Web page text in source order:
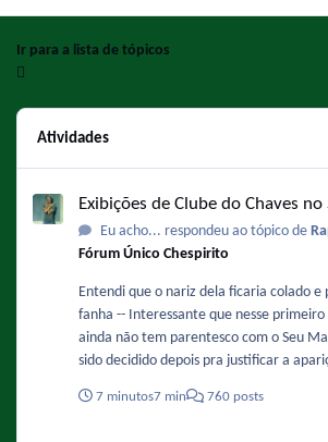
Ir para a lista de tópicos
Atividades
Exibições de Clube do Chaves no
Eu acho... respondeu ao tópico de
Fórum Único Chespirito
Entendi que o nariz dela ficaria colado e
fanha -- Interessante que nesse primeiro episódio a Malicha
ainda não tem parentesco com o Seu
sido decidido depois pra justificar a
Chiquinha nos remakes.
7 minutos7 min 760 posts